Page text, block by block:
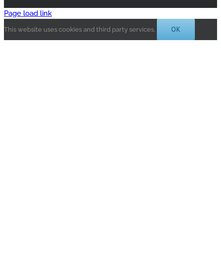
Page load link
This website uses cookies and third party services. OK